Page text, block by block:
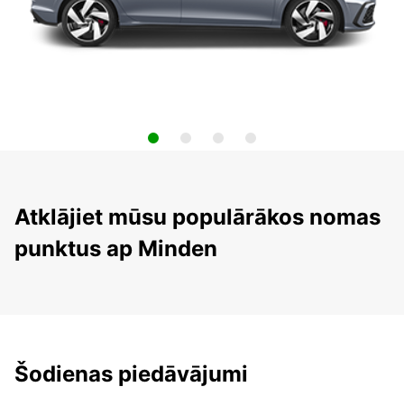
Atklājiet mūsu populārākos nomas
punktus ap Minden
Šodienas piedāvājumi